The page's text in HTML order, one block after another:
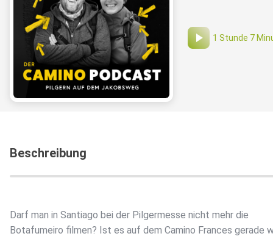
1 Stunde 7
Beschreibung
Darf man in Santiago bei der Pilgermesse nicht mehr die
Botafumeiro filmen? Ist es auf dem Camino Frances gerade